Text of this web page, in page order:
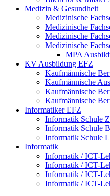
Medizin & Gesundheit
Medizinische
Medizinische
Medizinische
Medizinische
MPA
KV Ausbildung EFZ
Kaufmännische
Kaufmännische
Kaufmännische
Kaufmännische
Informatiker EFZ
Informatik Schule
Informatik Schule
Informatik Schule
Informatik
Informatik / ICT-
Informatik / ICT-
Informatik / ICT-
Informatik / ICT-